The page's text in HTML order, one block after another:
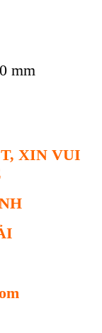
mm
XIN VUI